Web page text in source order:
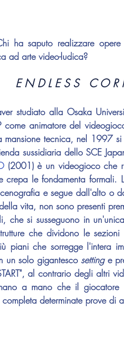
ha saputo realizzare
ad arte video-ludica?
E N D L E S S   C O R
come animatore del
mansione tecnica, nel 1997 si
sussidiaria dello SCE
(2001) è un videogioco che
crepa le fondamenta formali.
e segue dall'alto o
vita, non sono presenti
che si susseguono in
che dividono le
un solo gigantesco setting e
al contrario degli altri
a mano che il
determinate prove di